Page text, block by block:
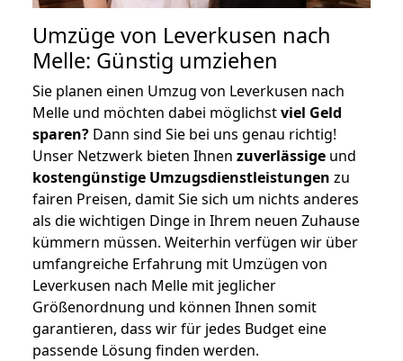
Umzüge von Leverkusen nach
Melle: Günstig umziehen
Sie planen einen Umzug von Leverkusen nach
Melle und möchten dabei möglichstviel Geld
sparen? Dann sind Sie bei uns genau richtig!
Unser Netzwerk bieten Ihnen zuverlässige und
kostengünstige Umzugsdienstleistungen zu
fairen Preisen, damit Sie sich um nichts anderes
als die wichtigen Dinge in Ihrem neuen Zuhause
kümmern müssen. Weiterhin verfügen wir über
umfangreiche Erfahrung mit Umzügen von
Leverkusen nach Melle mit jeglicher
Größenordnung und können Ihnen somit
garantieren, dass wir für jedes Budget eine
passende Lösung finden werden.